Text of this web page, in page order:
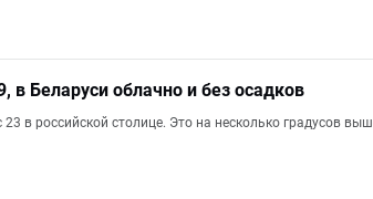
Беларуси облачно и без осадков
в российской столице. Это на несколько градусов